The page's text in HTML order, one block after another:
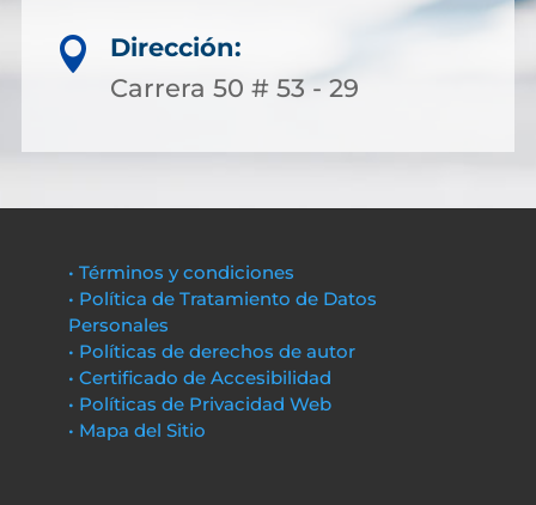

Dirección:
Carrera 50 # 53 - 29
• Términos y condiciones
• Política de Tratamiento de Datos
Personales
• Políticas de derechos de autor
• Certificado de Accesibilidad
• Políticas de Privacidad Web
• Mapa del Sitio